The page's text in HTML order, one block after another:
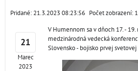
Pridané: 21.3.2023 08:23:56 Počet zobrazení:
21
Marec
2023
V Humennom sa v dňoch 17. -
medzinárodná vedecká
Slovensko - bojisko prvej svetovej